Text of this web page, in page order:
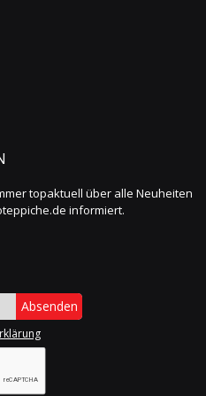
topaktuell über alle Neuheiten
informiert.
Absenden